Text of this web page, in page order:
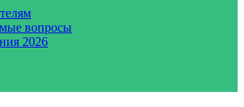
вопросы
2026